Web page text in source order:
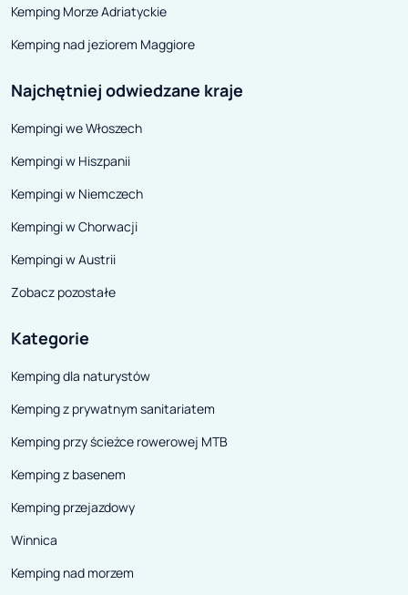
Kemping Morze Adriatyckie
Kemping nad jeziorem Maggiore
Najchętniej odwiedzane kraje
Kempingi we Włoszech
Kempingi w Hiszpanii
Kempingi w Niemczech
Kempingi w Chorwacji
Kempingi w Austrii
Zobacz pozostałe
Kategorie
Kemping dla naturystów
Kemping z prywatnym sanitariatem
Kemping przy ścieżce rowerowej MTB
Kemping z basenem
Kemping przejazdowy
Winnica
Kemping nad morzem